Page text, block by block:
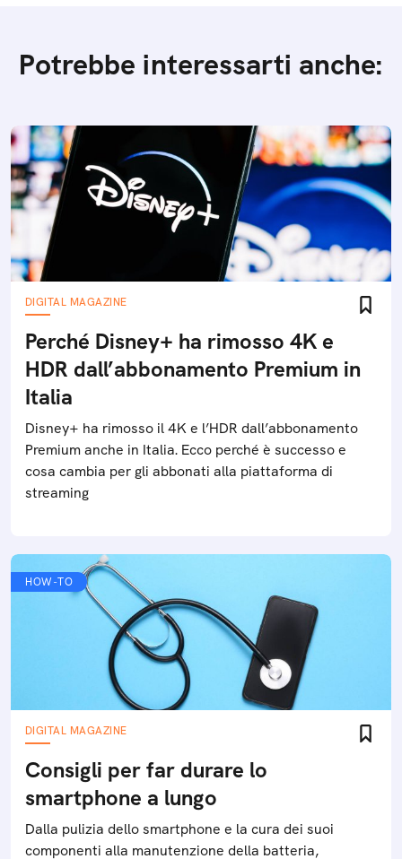
Potrebbe interessarti anche:
DIGITAL MAGAZINE
Perché Disney+ ha rimosso 4K e
HDR dall’abbonamento Premium in
Italia
Disney+ ha rimosso il 4K e l’HDR dall’abbonamento
Premium anche in Italia. Ecco perché è successo e
cosa cambia per gli abbonati alla piattaforma di
streaming
HOW-TO
DIGITAL MAGAZINE
Consigli per far durare lo
smartphone a lungo
Dalla pulizia dello smartphone e la cura dei suoi
componenti alla manutenzione della batteria,